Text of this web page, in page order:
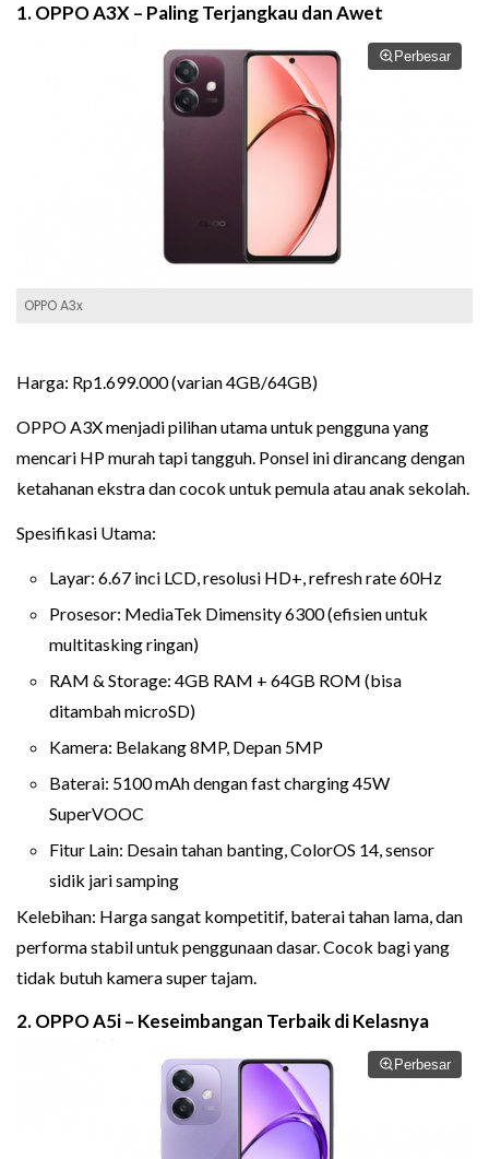
1. OPPO A3X – Paling Terjangkau dan Awet
Perbesar
OPPO A3x
Harga: Rp1.699.000 (varian 4GB/64GB)
OPPO A3X menjadi pilihan utama untuk pengguna yang
mencari HP murah tapi tangguh. Ponsel ini dirancang dengan
ketahanan ekstra dan cocok untuk pemula atau anak sekolah.
Spesifikasi Utama:
Layar: 6.67 inci LCD, resolusi HD+, refresh rate 60Hz
Prosesor: MediaTek Dimensity 6300 (efisien untuk
multitasking ringan)
RAM & Storage: 4GB RAM + 64GB ROM (bisa
ditambah microSD)
Kamera: Belakang 8MP, Depan 5MP
Baterai: 5100 mAh dengan fast charging 45W
SuperVOOC
Fitur Lain: Desain tahan banting, ColorOS 14, sensor
sidik jari samping
Kelebihan: Harga sangat kompetitif, baterai tahan lama, dan
performa stabil untuk penggunaan dasar. Cocok bagi yang
tidak butuh kamera super tajam.
2. OPPO A5i – Keseimbangan Terbaik di Kelasnya
Perbesar